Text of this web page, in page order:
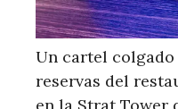
Un cartel
reservas del